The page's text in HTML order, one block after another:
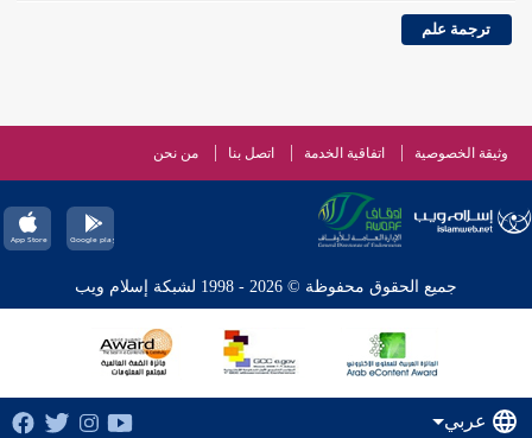
ترجمة علم
وثيقة الخصوصية اتفاقية الخدمة اتصل بنا من نحن
جميع الحقوق محفوظة © 2026 - 1998 لشبكة إسلام ويب
عربي